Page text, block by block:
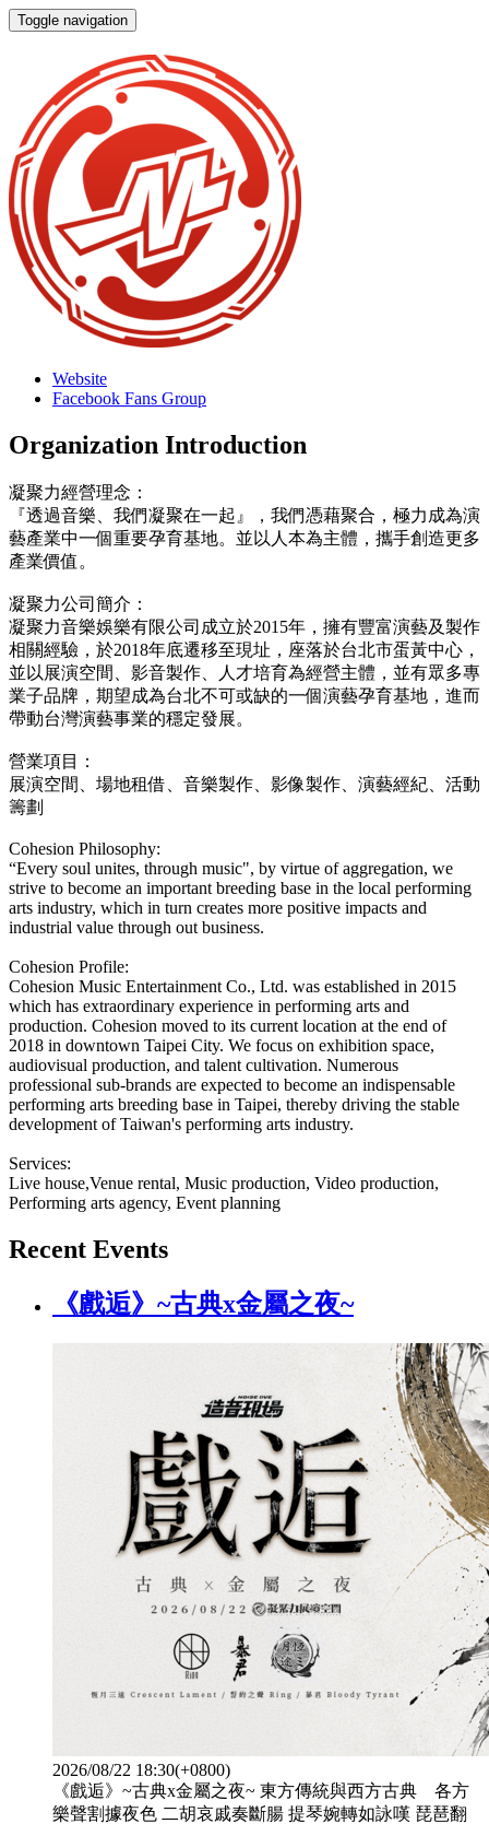
Toggle navigation
Website
Facebook Fans Group
Organization Introduction
凝聚力經營理念：
『透過音樂、我們凝聚在一起』，我們憑藉聚合，極力成為演
藝產業中一個重要孕育基地。並以人本為主體，攜手創造更多
產業價值。
凝聚力公司簡介：
凝聚力音樂娛樂有限公司成立於2015年，擁有豐富演藝及製作
相關經驗，於2018年底遷移至現址，座落於台北市蛋黃中心，
並以展演空間、影音製作、人才培育為經營主體，並有眾多專
業子品牌，期望成為台北不可或缺的一個演藝孕育基地，進而
帶動台灣演藝事業的穩定發展。
營業項目：
展演空間、場地租借、音樂製作、影像製作、演藝經紀、活動
籌劃
Cohesion Philosophy:
“Every soul unites, through music", by virtue of aggregation, we
strive to become an important breeding base in the local performing
arts industry, which in turn creates more positive impacts and
industrial value through out business.
Cohesion Profile:
Cohesion Music Entertainment Co., Ltd. was established in 2015
which has extraordinary experience in performing arts and
production. Cohesion moved to its current location at the end of
2018 in downtown Taipei City. We focus on exhibition space,
audiovisual production, and talent cultivation. Numerous
professional sub-brands are expected to become an indispensable
performing arts breeding base in Taipei, thereby driving the stable
development of Taiwan's performing arts industry.
Services:
Live house,Venue rental, Music production, Video production,
Performing arts agency, Event planning
Recent Events
《戲逅》~古典x金屬之夜~
2026/08/22 18:30(+0800)
《戲逅》~古典x金屬之夜~ 東方傳統與西方古典 各方
樂聲割據夜色 二胡哀戚奏斷腸 提琴婉轉如詠嘆 琵琶翻